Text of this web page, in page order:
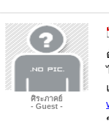
ศิระภาคย์
- Guest -